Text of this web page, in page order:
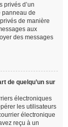
privés d’un
panneau de
de manière
aux
des messages
de quelqu’un sur
électroniques
les utilisateurs
électronique
reçu à un